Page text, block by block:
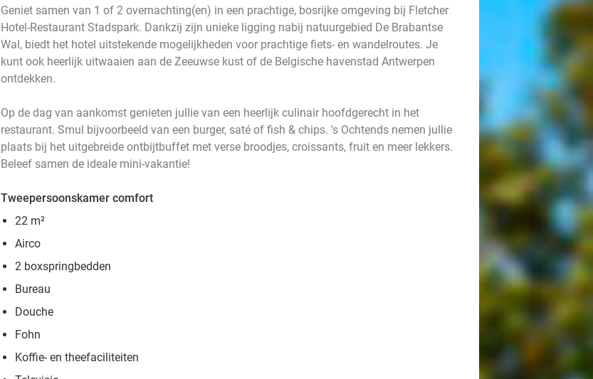
Geniet samen van 1 of 2 overnachting(en) in een prachtige, bosrijke omgeving bij Fletcher
Hotel-Restaurant Stadspark. Dankzij zijn unieke ligging nabij natuurgebied De Brabantse
Wal, biedt het hotel uitstekende mogelijkheden voor prachtige fiets- en wandelroutes. Je
kunt ook heerlijk uitwaaien aan de Zeeuwse kust of de Belgische havenstad Antwerpen
ontdekken.
Op de dag van aankomst genieten jullie van een heerlijk culinair hoofdgerecht in het
restaurant. Smul bijvoorbeeld van een burger, saté of fish & chips. 's Ochtends nemen jullie
plaats bij het uitgebreide ontbijtbuffet met verse broodjes, croissants, fruit en meer lekkers.
Beleef samen de ideale mini-vakantie!
Tweepersoonskamer comfort
22 m²
Airco
2 boxspringbedden
Bureau
Douche
Fohn
Koffie- en theefaciliteiten